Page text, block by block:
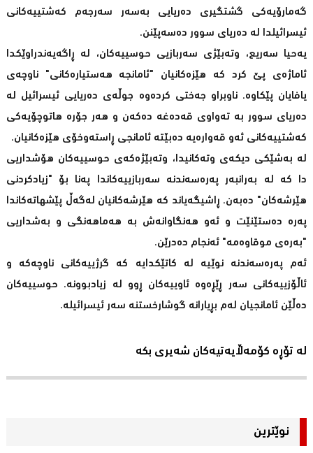
گەمارۆیەکی گشتگیری دەریایی بەسەر سەرجەم کەشتییەکانی
ئیسرائیلدا لە دەریای سوور دەسەپێنن.
یەحیا سەریع، وتەبێژی سەربازیی حوسییەکان، لە ڕاگەیەندراوێکدا
ئاماژەی پێ کرد کە هێزەکانیان "ئامانجە هەستیارەکانی" ناوچەی
یافایان پێکاوە. ناوبراو جەختی کردەوە جوڵەی دەریایی ئیسرائیل لە
دەریای سوور بە تەواوی قەدەغە دەکەن و هەر جۆرە هاتوچۆیەکی
کەشتییەکانی ئەو قەوارەیە دەبێتە ئامانجی ڕاستەوخۆی هێزەکانیان.
لە بەشێکی دیکەی وتەکانیدا، وتەبێژەکەی حوسییەکان هۆشداریی
دا کە لە بەرانبەر پەرەسەندنە سەربازییەکاندا پەنا بۆ "زیادکردنی
هێرشەکان" دەبەن. ڕاشیگەیاند کە هێرشەکانیان لەگەڵ پێشهاتەکاندا
پەرە دەستێنێت و ئەو هەنگاوانەش بە هەماهەنگی و بەشداریی
"بەرەی موقاوەمە" ئەنجام دەدرێن.
ئەم پەرەسەندنە نوێیە لە کاتێکدایە کە گرژییەکانی ناوچەکە و
ئاڵۆزییەکانی سەر ڕێڕەوە ئاوییەکان ڕوو لە زیادبوونە. حوسییەکان
دەڵێن ئامانجیان لەم بڕیارانە گوشارخستنە سەر ئیسرائیلە.
لە تۆڕە کۆمەڵایەتیەکان شەیری بکە
نوێترین